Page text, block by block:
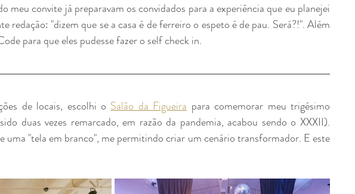
meu convite já preparavam os convidados para a experiência que eu planejei
redação: "dizem que se a casa é de ferreiro o espeto é de pau. Será?!". Além
para que eles pudesse fazer o self check in.
de locais, escolhi o Salão da Figueira para comemorar meu trigésimo
duas vezes remarcado, em razão da pandemia, acabou sendo o XXXII).
uma "tela em branco", me permitindo criar um cenário transformador. E este